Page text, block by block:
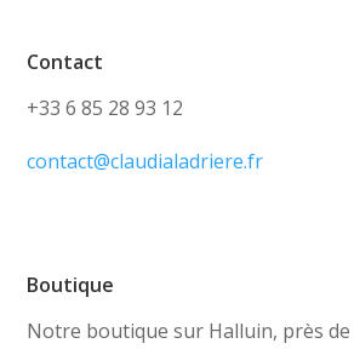
Contact
+33 6 85 28 93 12
contact@claudialadriere.fr
Boutique
Notre boutique sur Halluin, près